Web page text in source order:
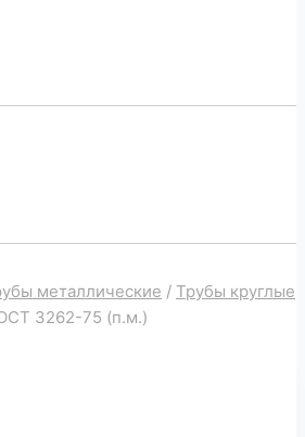
металлические / Трубы круглые
3262-75 (п.м.)